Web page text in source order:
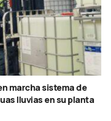
marcha sistema de
lluvias en su planta